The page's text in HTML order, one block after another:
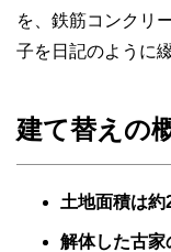
を、鉄筋コンクリ
子を日記のように
建て替えの
土地面積は約
解体した古家